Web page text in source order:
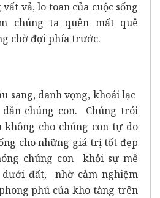
vả, lo toan của cuộc sống
chúng ta quên mất quê
chờ đợi phía trước.
sang, danh vọng, khoái lạc
chúng con. Chúng trói
cho chúng con tự do
cho những giá trị tốt đẹp
chúng con khỏi sự mê
dưới đất, nhờ cảm nghiệm
phú của kho tàng trên